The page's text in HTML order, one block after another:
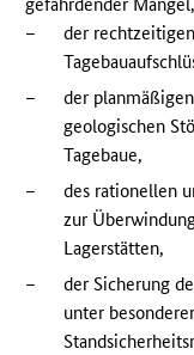
gefährdender
–
der
–
der
geologischen
Tagebaue,
–
des rationellen
zur
Lagerstätten,
–
der Sicherung
unter